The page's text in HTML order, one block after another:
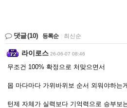
댓글(10) 등록순 최신순
라이로스 26-06-07 08:46
무조건 100% 확정으로 처맞으면서
몹 마다마다 가위바위보 순서 외워야하는
턴제 자체가 실력보다 기억력으로 승부보